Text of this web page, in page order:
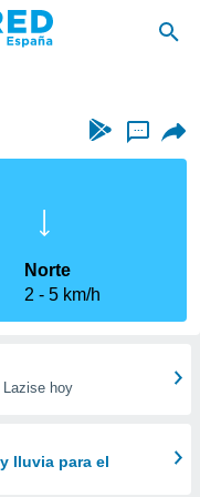
...
Norte
2
5 km/h
Lazise hoy
lluvia para el